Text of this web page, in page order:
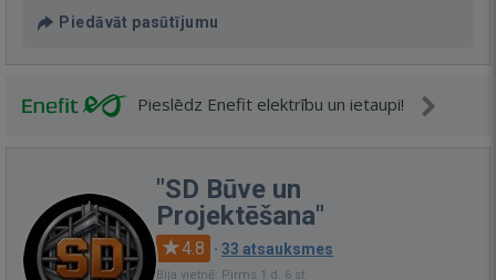
Piedāvāt pasūtījumu
Pieslēdz Enefit elektrību un ietaupi!
"SD Būve un
Projektēšana"
4.8 · 33 atsauksmes
Bija vietnē: Pirms 1 d. 6 st.